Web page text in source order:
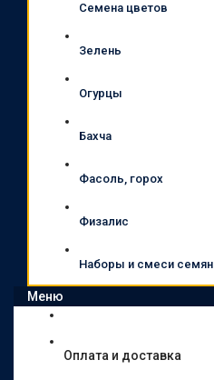
Семена цветов
Зелень
Огурцы
Бахча
Фасоль, горох
Физалис
Наборы и смеси семян
Меню
Оплата и доставка